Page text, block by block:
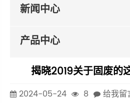
新闻中心
产品中心
揭晓2019关于固废的
2024-05-24 8
给我留